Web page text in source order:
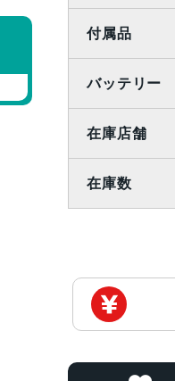
付属品
バッテリー
在庫店舗
在庫数